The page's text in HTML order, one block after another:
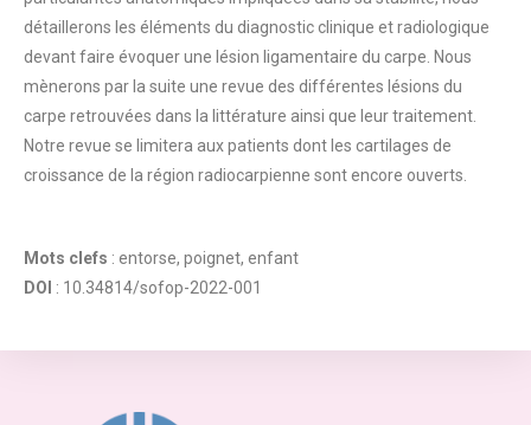
détaillerons les éléments du diagnostic clinique et radiologique
devant faire évoquer une lésion ligamentaire du carpe. Nous
mènerons par la suite une revue des différentes lésions du
carpe retrouvées dans la littérature ainsi que leur traitement.
Notre revue se limitera aux patients dont les cartilages de
croissance de la région radiocarpienne sont encore ouverts.
Mots clefs : entorse, poignet, enfant
DOI : 10.34814/sofop-2022-001